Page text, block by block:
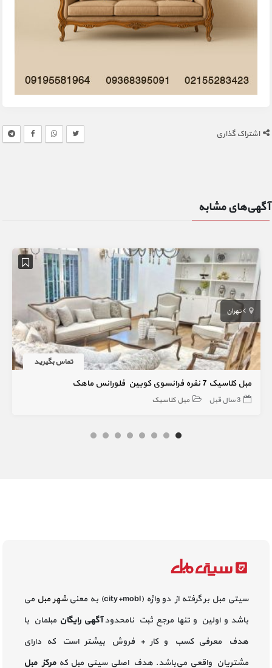
اشتراک گذاری
آگهی‌های مشابه
تهران
تماس بگیرید
مبل کلاسیک 7 نفره فرانسوی کویین فلورانس ماهک
3 سال قبل مبل کلاسیک
سیتی مبل بر گرفته از دو واژه (city+mobl) به معنی شهر مبل می
باشد و اولین و تنها مرجع ثبت نامحدودآگهی رایگان مبلمان با
هدف معرفی کسب و کار + فروش بیشتر است که دارای
مشتریان واقعی می‌باشد. هدف اصلی سیتی مبل کهمرکز مبل